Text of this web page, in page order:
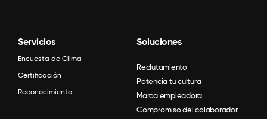
Servicios
Encuesta de Clima
Certificación
Reconocimiento
Soluciones
Reclutamiento
Potencia tu cultura
Marca empleadora
Compromiso del colaborador